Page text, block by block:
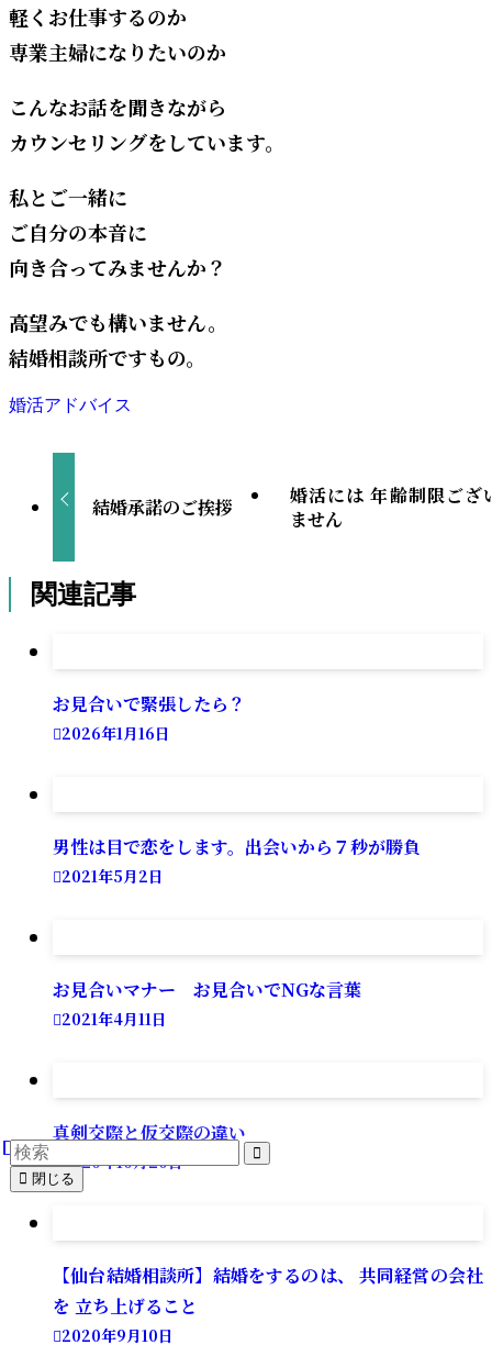
軽くお仕事するのか
専業主婦になりたいのか
こんなお話を聞きながら
カウンセリングをしています。
私とご一緒に
ご自分の本音に
向き合ってみませんか？
高望みでも構いません。
結婚相談所ですもの。
婚活アドバイス
結婚承諾のご挨拶
婚活には 年齢制限ござ
ません
関連記事
お見合いで緊張したら？
2026年1月16日
男性は目で恋をします。出会いから７秒が勝負
2021年5月2日
お見合いマナー お見合いでNGな言葉
2021年4月11日
真剣交際と仮交際の違い
2020年10月20日
【仙台結婚相談所】結婚をするのは、 共同経営の会社
を 立ち上げること
2020年9月10日
閉じる